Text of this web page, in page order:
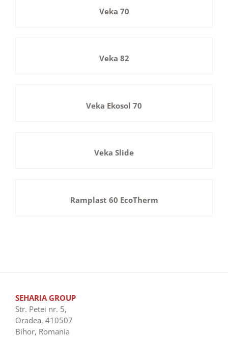
Veka 70
Veka 82
Veka Ekosol 70
Veka Slide
Ramplast 60 EcoTherm
SEHARIA GROUP
Str. Petei nr. 5,
Oradea, 410507
Bihor, Romania